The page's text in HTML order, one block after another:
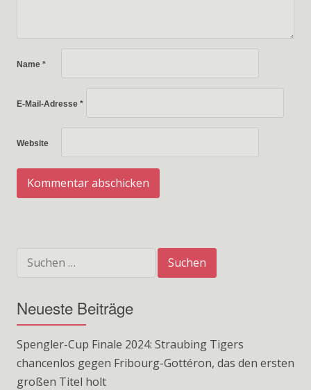
Name *
E-Mail-Adresse *
Website
nach:
Neueste Beiträge
Spengler-Cup Finale 2024: Straubing Tigers
chancenlos gegen Fribourg-Gottéron, das den ersten
großen Titel holt